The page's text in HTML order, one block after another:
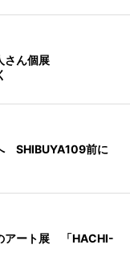
さん個展
SHIBUYA109前に
アート展 「HACHI-